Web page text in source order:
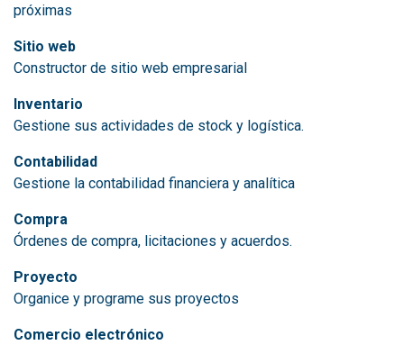
próximas
Sitio web
Constructor de sitio web empresarial
Inventario
Gestione sus actividades de stock y logística.
Contabilidad
Gestione la contabilidad financiera y analítica
Compra
Órdenes de compra, licitaciones y acuerdos.
Proyecto
Organice y programe sus proyectos
Comercio electrónico